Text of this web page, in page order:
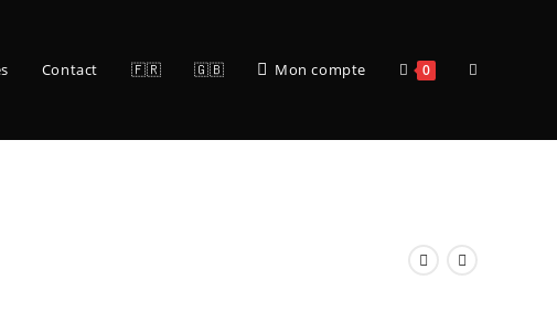
Contact 🇫🇷 🇬🇧 Mon compte 0